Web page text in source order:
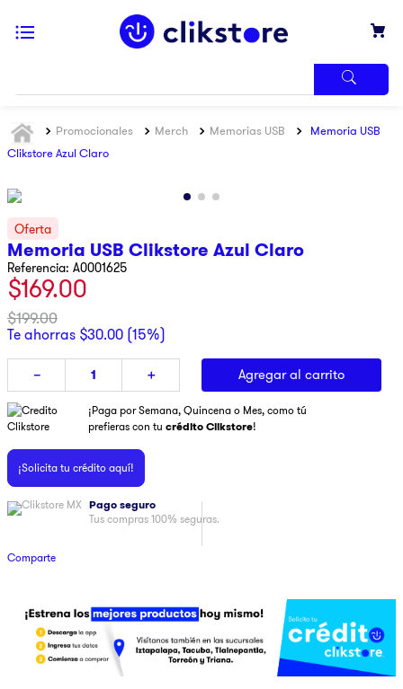
Promocionales Merch Memorias USB
Memoria USB
Clikstore Azul Claro
Memoria USB Clikstore Azul Claro
Referencia: A0001625
$169.00
$199.00
Te ahorras $30.00 (15%)
＋
－ Agregar al carrito
¡Paga por Semana, Quincena o Mes, como tú
prefieras con tu crédito Clikstore!
¡Solicita tu crédito aquí!
Pago seguro
Tus compras 100% seguras.
Comparte
MÁS
BUSCADOS
3.
4.
pantalla
5 .
motos
6.
xbox
7.
ninja
8.
lavadora
9.
pulsar